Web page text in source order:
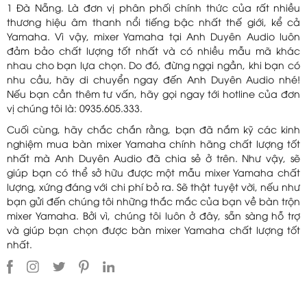
1 Đà Nẵng. Là đơn vị phân phối chính thức của rất nhiều
thương hiệu âm thanh nổi tiếng bậc nhất thế giới, kể cả
Yamaha. Vì vậy, mixer Yamaha tại Anh Duyên Audio luôn
đảm bảo chất lượng tốt nhất và có nhiều mẫu mã khác
nhau cho bạn lựa chọn. Do đó, đừng ngại ngần, khi bạn có
nhu cầu, hãy di chuyển ngay đến Anh Duyên Audio nhé!
Nếu bạn cần thêm tư vấn, hãy gọi ngay tới hotline của đơn
vị chúng tôi là: 0935.605.333.
Cuối cùng, hãy chắc chắn rằng, bạn đã nắm kỹ các kinh
nghiệm mua bàn mixer Yamaha chính hãng chất lượng tốt
nhất mà Anh Duyên Audio đã chia sẻ ở trên. Như vậy, sẽ
giúp bạn có thể sở hữu được một mẫu mixer Yamaha chất
lượng, xứng đáng với chi phí bỏ ra. Sẽ thật tuyệt vời, nếu như
bạn gửi đến chúng tôi những thắc mắc của bạn về bàn trộn
mixer Yamaha. Bởi vì, chúng tôi luôn ở đây, sẵn sàng hỗ trợ
và giúp bạn chọn được bàn mixer Yamaha chất lượng tốt
nhất.